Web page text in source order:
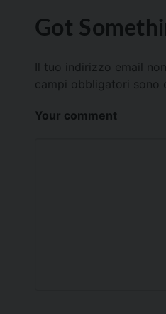
Got
Il tuo indirizzo email
campi obbligatori sono
Your comment